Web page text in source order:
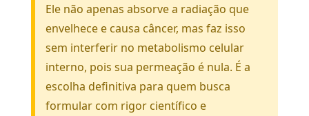
Ele não apenas absorve a radiação que
envelhece e causa câncer, mas faz isso
sem interferir no metabolismo celular
interno, pois sua permeação é nula. É a
escolha definitiva para quem busca
formular com rigor científico e